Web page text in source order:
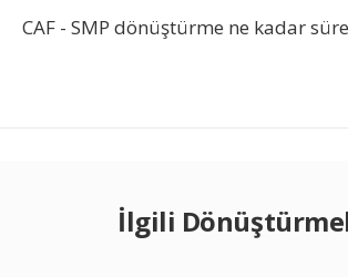
CAF - SMP dönüştürme ne kadar
İlgili